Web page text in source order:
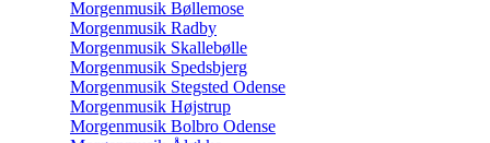
Morgenmusik Bøllemose
Morgenmusik Radby
Morgenmusik Skallebølle
Morgenmusik Spedsbjerg
Morgenmusik Stegsted Odense
Morgenmusik Højstrup
Morgenmusik Bolbro Odense